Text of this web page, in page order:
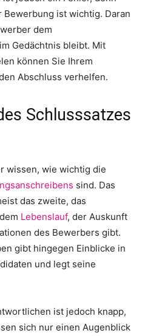
ist wichtig. Daran
dem
Gedächtnis bleibt. Mit
können Sie Ihrem
Abschluss verhelfen.
Schlusssatzes
wissen, wie wichtig die
sind. Das
das zweite, das
Lebenslauf, der Auskunft
des Bewerbers gibt.
gibt hingegen Einblicke in
und legt seine
ist jedoch knapp,
sich nur einen Augenblick